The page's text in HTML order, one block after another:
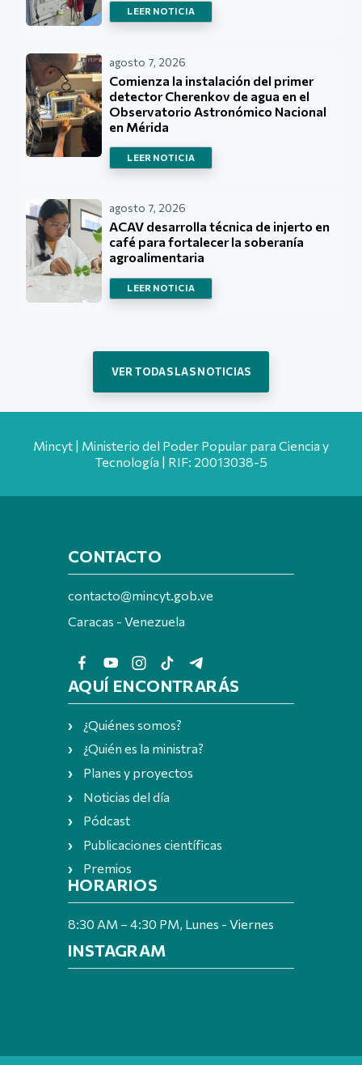
LEER NOTICIA
agosto 7, 2026
Comienza la instalación del primer
detector Cherenkov de agua en el
Observatorio Astronómico Nacional
en Mérida
LEER NOTICIA
agosto 7, 2026
ACAV desarrolla técnica de injerto en
café para fortalecer la soberanía
agroalimentaria
LEER NOTICIA
VER TODAS LAS NOTICIAS
Mincyt | Ministerio del Poder Popular para Ciencia y
Tecnología | RIF: 20013038-5
CONTACTO
contacto@mincyt.gob.ve
Caracas - Venezuela
AQUÍ ENCONTRARÁS
¿Quiénes somos?
¿Quién es la ministra?
Planes y proyectos
Noticias del día
Pódcast
Publicaciones científicas
Premios
HORARIOS
8:30 AM – 4:30 PM, Lunes - Viernes
INSTAGRAM